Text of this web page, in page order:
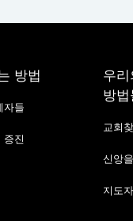
방법
자들
증진
우
방
교회
신앙
지도